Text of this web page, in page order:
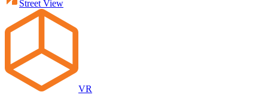
Street View
VR